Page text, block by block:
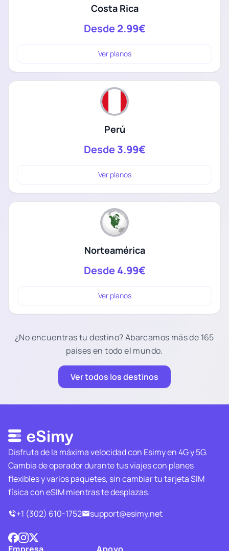
Costa Rica
Desde2.99€
Ver planos
Perú
Desde3.99€
Ver planos
Norteamérica
Desde4.99€
Ver planos
¿No encuentras tu destino? Abarcamos más de 165
países en todo el mundo.
Ver todos los destinos
Disfruta de la máxima velocidad con Esimy en 4G y 5G.
Cambia de operador durante tus viajes con planes
flexibles y varios paquetes, sin cambiar tu tarjeta SIM
física con eSIM mientras te desplazas.
+1 (302) 610-1752
support@esimy.net
Empresa Apoyo